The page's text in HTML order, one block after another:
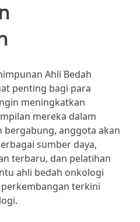
Ahli Bedah
penting bagi para
meningkatkan
mereka dalam
bergabung, anggota akan
sumber daya,
terbaru, dan pelatihan
ahli bedah onkologi
terkini